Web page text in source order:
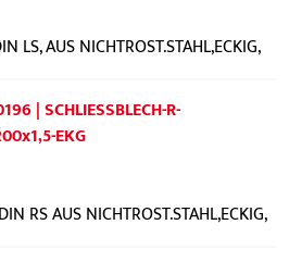
LS, AUS NICHTROST.STAHL,ECKIG,
| SCHLIESSBLECH-R-
EKG
RS AUS NICHTROST.STAHL,ECKIG,